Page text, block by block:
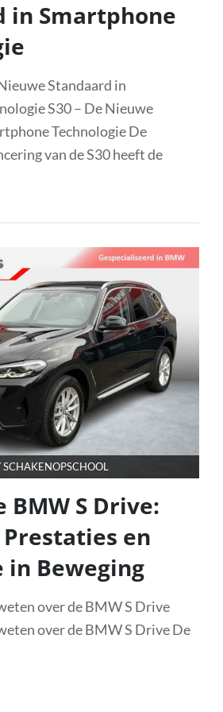
in Smartphone
Standaard in
S30 – De Nieuwe
Technologie De
van de S30 heeft de
SCHAKENOPSCHOOL
BMW S Drive:
en
in Beweging
over de BMW S Drive
over de BMW S Drive De